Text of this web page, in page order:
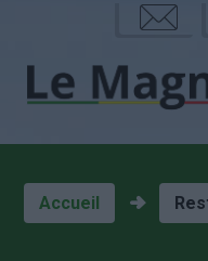
mail
Accueil